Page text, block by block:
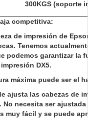
300KGS (soporte
competitiva:
de impresión de
Tenemos
podemos garantizar la
impresión DX5.
máxima puede ser el
ajusta las cabezas de
No necesita ser
muy fácil y se puede